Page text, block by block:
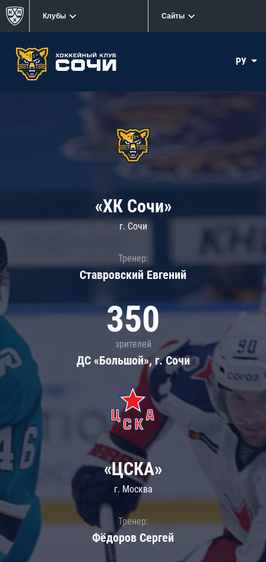
Клубы Сайты
РУ
«ХК Сочи»
г. Сочи
Тренер:
Ставровский Евгений
350
зрителей
ДС «Большой», г. Сочи
«ЦСКА»
г. Москва
Тренер:
Фёдоров Сергей